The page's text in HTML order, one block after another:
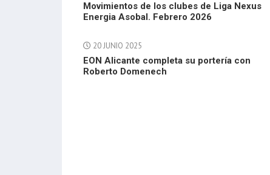
Movimientos de los clubes de Liga Nexus
Energia Asobal. Febrero 2026
20 JUNIO 2025
EON Alicante completa su portería con
Roberto Domenech